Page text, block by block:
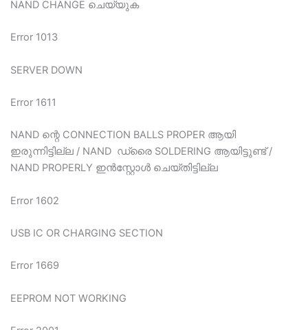
NAND CHANGE ചെയ്യുക
Error 1013
SERVER DOWN
Error 1611
NAND ന്റെ CONNECTION BALLS PROPER ആയി
ഇരുന്നിട്ടില്ല / NAND ഡ്രൈ SOLDERING ആയിട്ടുണ്ട് /
NAND PROPERLY ഇന്‍സ്റ്റോള്‍ ചെയ്തിട്ടില്ല
Error 1602
USB IC OR CHARGING SECTION
Error 1669
EEPROM NOT WORKING